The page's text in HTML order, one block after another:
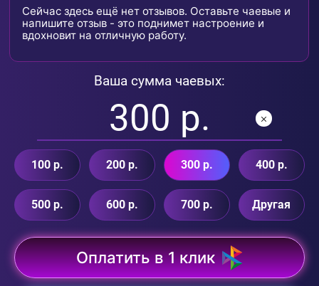
Сейчас здесь ещё нет отзывов. Оставьте чаевые и
напишите отзыв - это поднимет настроение и
вдохновит на отличную работу.
Ваша сумма чаевых:
100 р. 200 р. 300 р. 400 р.
500 р. 600 р. 700 р. Другая
Оплатить в 1 клик